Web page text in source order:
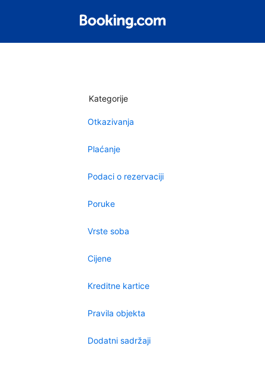
Kategorije
Otkazivanja
Plaćanje
Podaci o rezervaciji
Poruke
Vrste soba
Cijene
Kreditne kartice
Pravila objekta
Dodatni sadržaji